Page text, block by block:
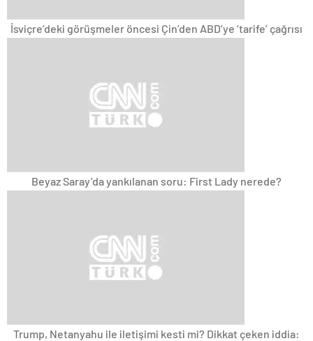
İsviçre’deki görüşmeler öncesi Çin’den ABD’ye ‘tarife’ çağrısı
Beyaz Saray’da yankılanan soru: First Lady nerede?
Trump, Netanyahu ile iletişimi kesti mi? Dikkat çeken iddia: